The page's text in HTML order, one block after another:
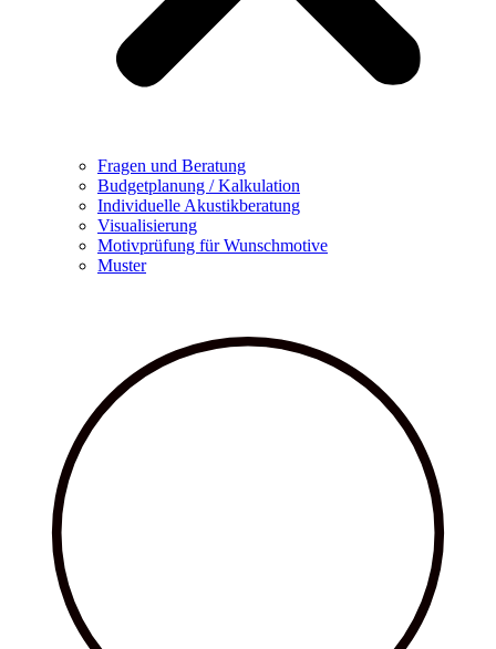
Fragen und Beratung
Budgetplanung / Kalkulation
Individuelle Akustikberatung
Visualisierung
Motivprüfung für Wunschmotive
Muster